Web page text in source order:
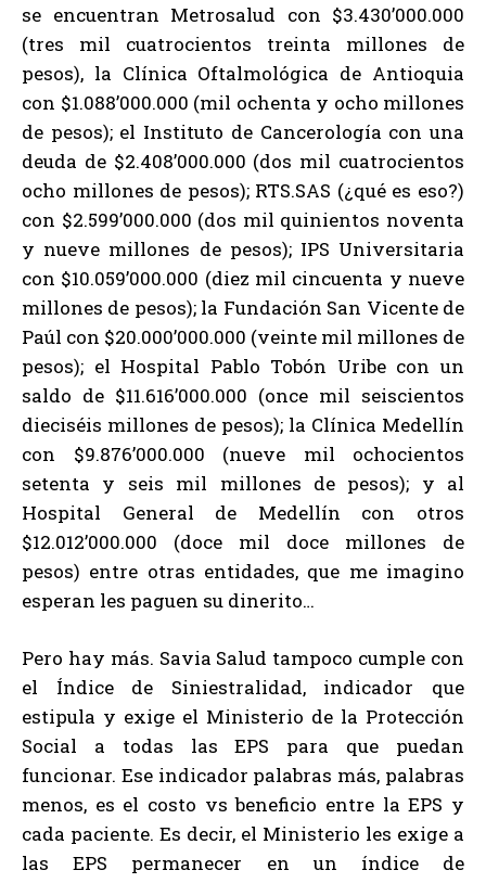
se encuentran Metrosalud con $3.430’000.000
(tres mil cuatrocientos treinta millones de
pesos), la Clínica Oftalmológica de Antioquia
con $1.088’000.000 (mil ochenta y ocho millones
de pesos); el Instituto de Cancerología con una
deuda de $2.408’000.000 (dos mil cuatrocientos
ocho millones de pesos); RTS.SAS (¿qué es eso?)
con $2.599’000.000 (dos mil quinientos noventa
y nueve millones de pesos); IPS Universitaria
con $10.059’000.000 (diez mil cincuenta y nueve
millones de pesos); la Fundación San Vicente de
Paúl con $20.000’000.000 (veinte mil millones de
pesos); el Hospital Pablo Tobón Uribe con un
saldo de $11.616’000.000 (once mil seiscientos
dieciséis millones de pesos); la Clínica Medellín
con $9.876’000.000 (nueve mil ochocientos
setenta y seis mil millones de pesos); y al
Hospital General de Medellín con otros
$12.012’000.000 (doce mil doce millones de
pesos) entre otras entidades, que me imagino
esperan les paguen su dinerito…
Pero hay más. Savia Salud tampoco cumple con
el Índice de Siniestralidad, indicador que
estipula y exige el Ministerio de la Protección
Social a todas las EPS para que puedan
funcionar. Ese indicador palabras más, palabras
menos, es el costo vs beneficio entre la EPS y
cada paciente. Es decir, el Ministerio les exige a
las EPS permanecer en un índice de